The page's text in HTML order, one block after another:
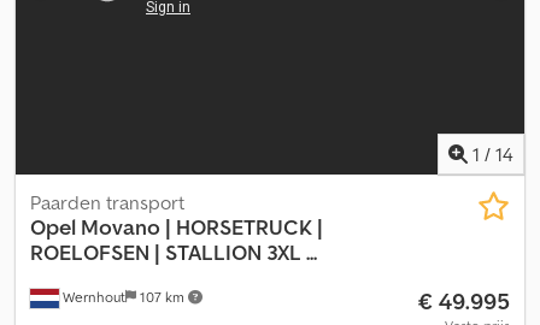
1 / 14
Wernhout 107 km
Paarden transport
Opel Movano | HORSETRUCK |
ROELOFSEN | STALLION 3XL ...
€ 49.995